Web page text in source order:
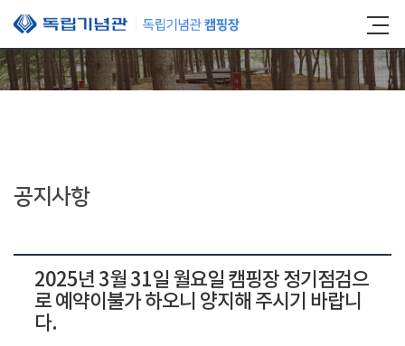
본문 바로가기
공지사항
2025년 3월 31일 월요일 캠핑장 정기점검으
로 예약이불가 하오니 양지해 주시기 바랍니
다.